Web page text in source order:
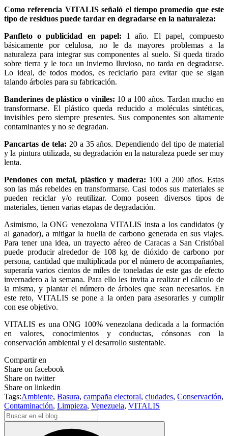
Como referencia VITALIS señaló el tiempo promedio que este
tipo de residuos puede tardar en degradarse en la naturaleza:
Panfleto o publicidad en papel: 1 año. El papel, compuesto
básicamente por celulosa, no le da mayores problemas a la
naturaleza para integrar sus componentes al suelo. Si queda tirado
sobre tierra y le toca un invierno lluvioso, no tarda en degradarse.
Lo ideal, de todos modos, es reciclarlo para evitar que se sigan
talando árboles para su fabricación.
Banderines de plástico o viniles: 10 a 100 años. Tardan mucho en
transformarse. El plástico queda reducido a moléculas sintéticas,
invisibles pero siempre presentes. Sus componentes son altamente
contaminantes y no se degradan.
Pancartas de tela: 20 a 35 años. Dependiendo del tipo de material
y la pintura utilizada, su degradación en la naturaleza puede ser muy
lenta.
Pendones con metal, plástico y madera: 100 a 200 años. Estas
son las más rebeldes en transformarse. Casi todos sus materiales se
pueden reciclar y/o reutilizar. Como poseen diversos tipos de
materiales, tienen varias etapas de degradación.
Asimismo, la ONG venezolana VITALIS insta a los candidatos (y
al ganador), a mitigar la huella de carbono generada en sus viajes.
Para tener una idea, un trayecto aéreo de Caracas a San Cristóbal
puede producir alrededor de 108 kg de dióxido de carbono por
persona, cantidad que multiplicada por el número de acompañantes,
superaría varios cientos de miles de toneladas de este gas de efecto
invernadero a la semana. Para ello les invita a realizar el cálculo de
la misma, y plantar el número de árboles que sean necesarios. En
este reto, VITALIS se pone a la orden para asesorarles y cumplir
con ese objetivo.
VITALIS es una ONG 100% venezolana dedicada a la formación
en valores, conocimientos y conductas, cónsonas con la
conservación ambiental y el desarrollo sustentable.
Compartir en
Share on facebook
Share on twitter
Share on linkedin
Tags:Ambiente, Basura, campaña electoral, ciudades, Conservación,
Contaminación, Limpieza, Venezuela, VITALIS